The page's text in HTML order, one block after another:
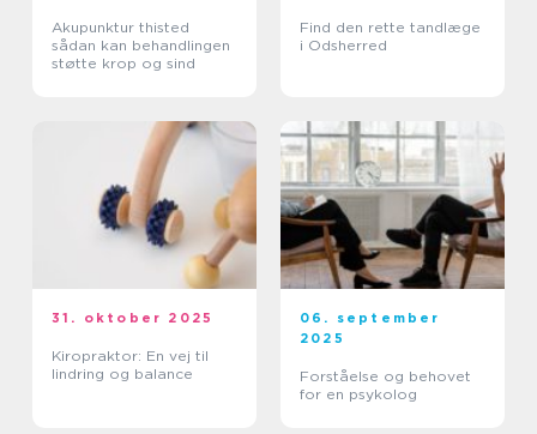
Akupunktur thisted
sådan kan behandlingen
støtte krop og sind
Find den rette tandlæge
i Odsherred
31. oktober 2025
Kiropraktor: En vej til
lindring og balance
06. september
2025
Forståelse og behovet
for en psykolog